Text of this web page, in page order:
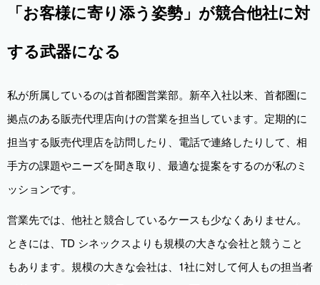
「お客様に寄り添う姿勢」が競合他社に対
する武器になる
私が所属しているのは首都圏営業部。新卒入社以来、首都圏に
拠点のある販売代理店向けの営業を担当しています。定期的に
担当する販売代理店を訪問したり、電話で連絡したりして、相
手方の課題やニーズを聞き取り、最適な提案をするのが私のミ
ッションです。
営業先では、他社と競合しているケースも少なくありません。
ときには、TD シネックスよりも規模の大きな会社と競うこと
もあります。規模の大きな会社は、1社に対して何人もの担当者